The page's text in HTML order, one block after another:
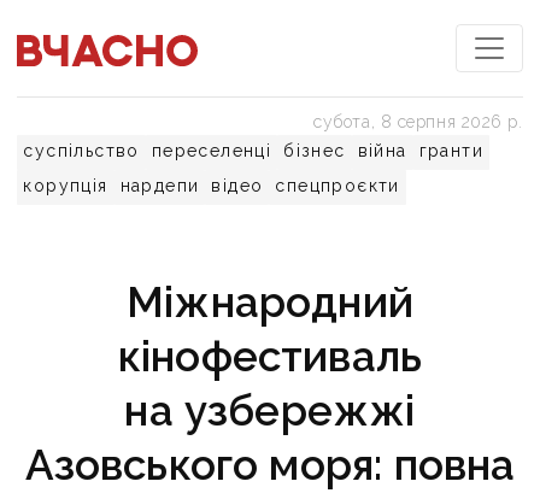
суспільство переселенці бізнес війна
гранти
корупція
нардепи відео спецпроєкти
субота, 8 серпня 2026 р.
Міжнародний
кінофестиваль
на узбережжі
Азовського моря: повна